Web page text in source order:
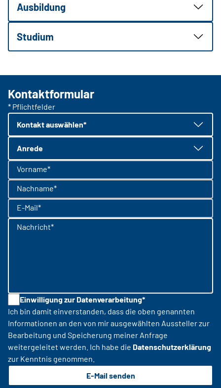
Ausbildung
Studium
Kontaktformular
* Pflichtfelder
Kontakt auswählen*
Anrede
Vorname*
Nachname*
E-Mail*
Nachricht*
Einwilligung zur Datenverarbeitung*
Ich bin damit einverstanden, dass die oben genannten
Informationen an den von mir ausgewählten Aussteller zur
Bearbeitung und Speicherung meiner Anfrage
weitergeleitet werden. Ich habe die Datenschutzerklärung
zur Kenntnis genommen.
E-Mail senden